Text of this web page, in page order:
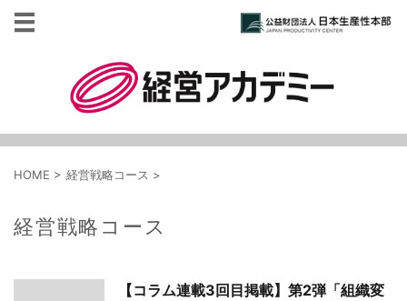
HOME > 経営戦略コース >
経営戦略コース
【コラム連載3回目掲載】第2弾「組織変